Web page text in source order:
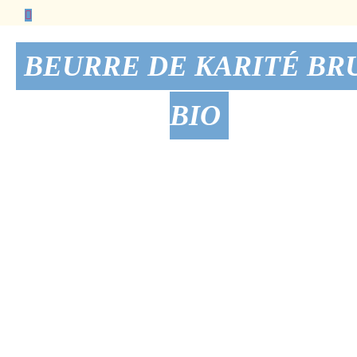
BEURRE DE KARITÉ
BIO